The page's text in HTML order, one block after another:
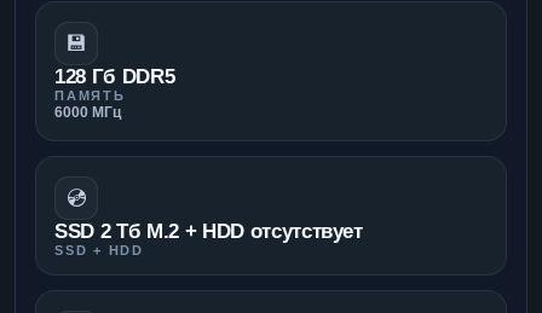
💾
128 Гб DDR5
ПАМЯТЬ
6000 МГц
💿
SSD 2 Тб M.2 + HDD отсутствует
SSD + HDD